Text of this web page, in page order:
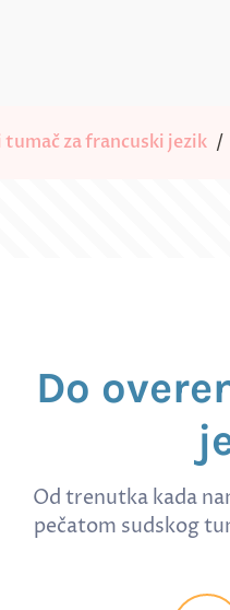
tumač za francuski jezik
Do
Od trenutka kada
pečatom sudskog